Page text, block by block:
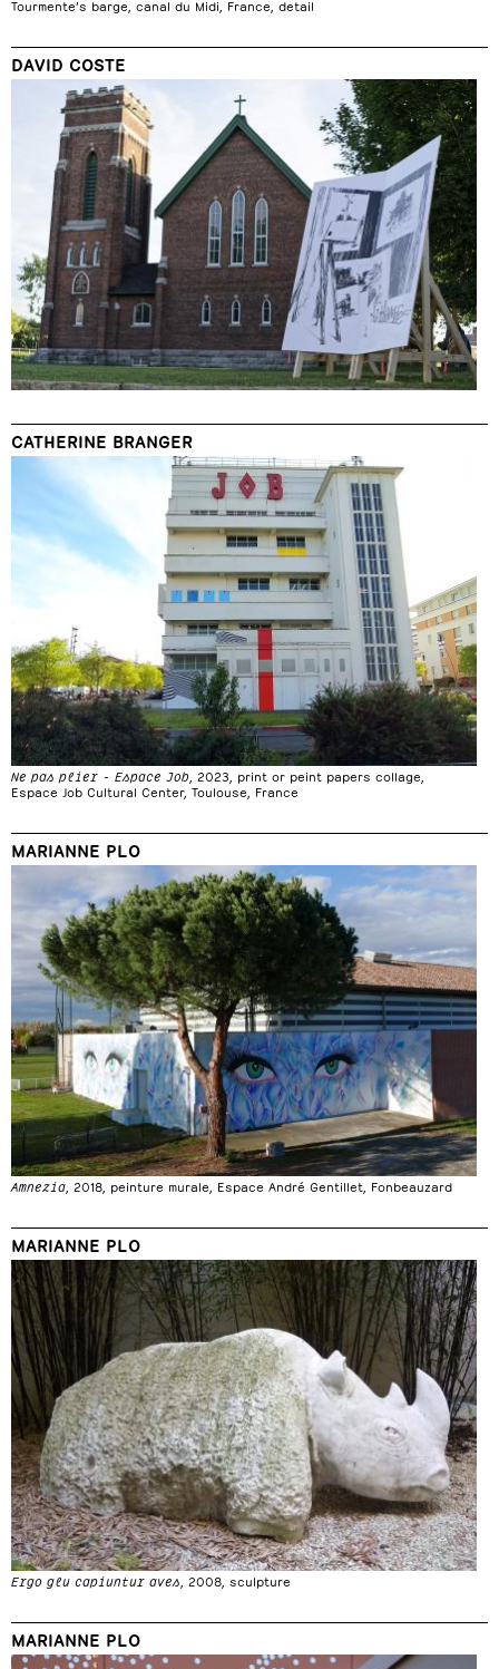
Tourmente’s barge, canal du Midi, France, detail
DAVID COSTE
CATHERINE BRANGER
Ne pas plier - Espace Job, 2023, print or peint papers collage,
Espace Job Cultural Center, Toulouse, France
MARIANNE PLO
Amnezia, 2018, peinture murale, Espace André Gentillet, Fonbeauzard
MARIANNE PLO
Ergo glu capiuntur aves , 2008, sculpture
MARIANNE PLO